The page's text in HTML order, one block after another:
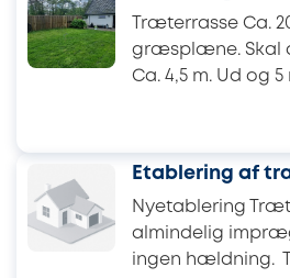
Træterrasse Ca.
græsplæne. Skal
Ca. 4,5 m. Ud og 5
Etablering af
Nyetablering
almindelig
ingen hældning.